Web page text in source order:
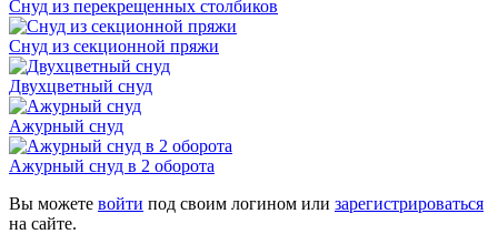
Снуд из перекрещенных столбиков
Снуд из секционной пряжи
Двухцветный снуд
Ажурный снуд
Ажурный снуд в 2 оборота
Вы можете войти под своим логином или зарегистрироваться
на сайте.